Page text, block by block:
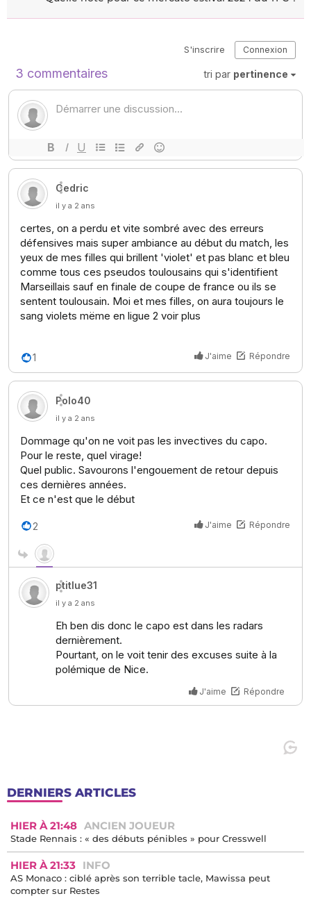
DERNIERS ARTICLES
HIER À 21:48 ANCIEN JOUEUR
Stade Rennais : « des débuts pénibles » pour Cresswell
HIER À 21:33 INFO
AS Monaco : ciblé après son terrible tacle, Mawissa peut
compter sur Restes